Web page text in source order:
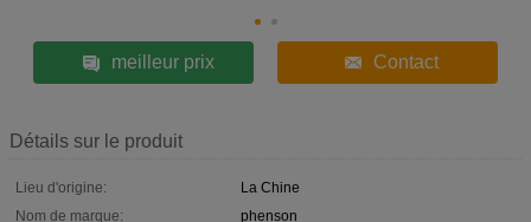
meilleur prix Contact
Détails sur le produit
Lieu d'origine:
La Chine
Nom de marque:
phenson